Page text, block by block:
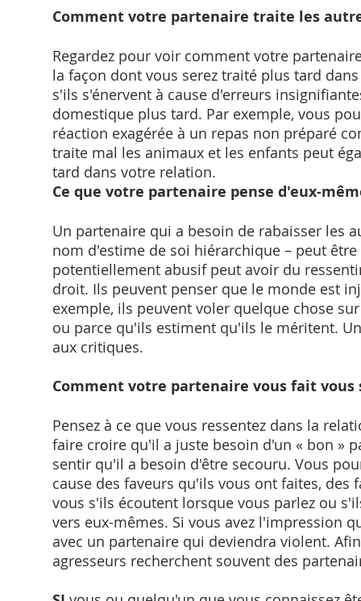
Comment votre partenaire traite les
Regardez pour voir comment votre
la façon dont vous serez traité plus tard
s'ils s'énervent à cause d'erreurs
domestique plus tard. Par exemple, vous
réaction exagérée à un repas non préparé
traite mal les animaux et les enfants peut
tard dans votre relation.
Ce que votre partenaire pense d'eux-
Un partenaire qui a besoin de rabaisser les
nom d'estime de soi hiérarchique – peut
potentiellement abusif peut avoir du
droit. Ils peuvent penser que le monde est
exemple, ils peuvent voler quelque chose
ou parce qu'ils estiment qu'ils le méritent.
aux critiques.
Comment votre partenaire vous fait vous
Pensez à ce que vous ressentez dans la
faire croire qu'il a juste besoin d'un « bon »
sentir qu'il a besoin d'être secouru. Vous
cause des faveurs qu'ils vous ont faites, des
vous s'ils écoutent lorsque vous parlez ou
vers eux-mêmes. Si vous avez l'impression
avec un partenaire qui deviendra violent.
agresseurs recherchent souvent des